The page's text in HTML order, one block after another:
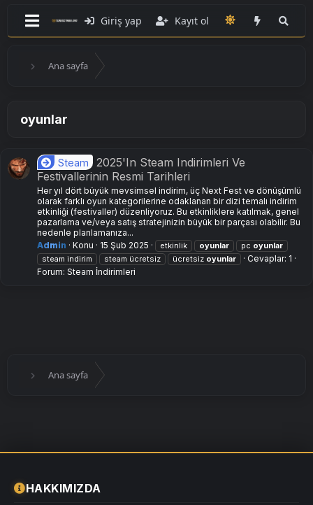
Giriş yap Kayıt ol
Ana sayfa
oyunlar
Steam
2025'In Steam Indirimleri Ve
Festivallerinin Resmi Tarihleri
Her yıl dört büyük mevsimsel indirim, üç Next Fest ve dönüşümlü
olarak farklı oyun kategorilerine odaklanan bir dizi temalı indirim
etkinliği (festivaller) düzenliyoruz. Bu etkinliklere katılmak, genel
pazarlama ve/veya satış stratejinizin büyük bir parçası olabilir. Bu
nedenle planlamanıza...
Admin
Konu 15 Şub 2025 etkinlik oyunlar pc oyunlar
steam indirim
steam ücretsiz ücretsiz oyunlar
Cevaplar: 1
Forum: Steam İndirimleri
Ana sayfa
HAKKIMIZDA